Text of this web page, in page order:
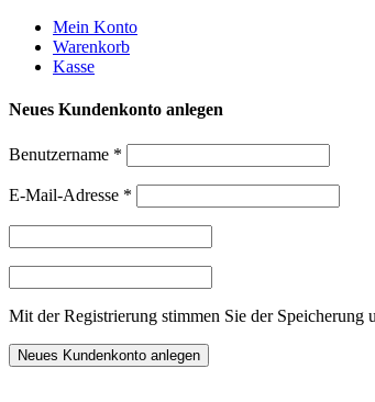
Weiter
zum
Inhalt
Mein Konto
Warenkorb
Kasse
Neues Kundenkonto anlegen
Benutzername *
E-Mail-Adresse *
Mit der Registrierung stimmen Sie der